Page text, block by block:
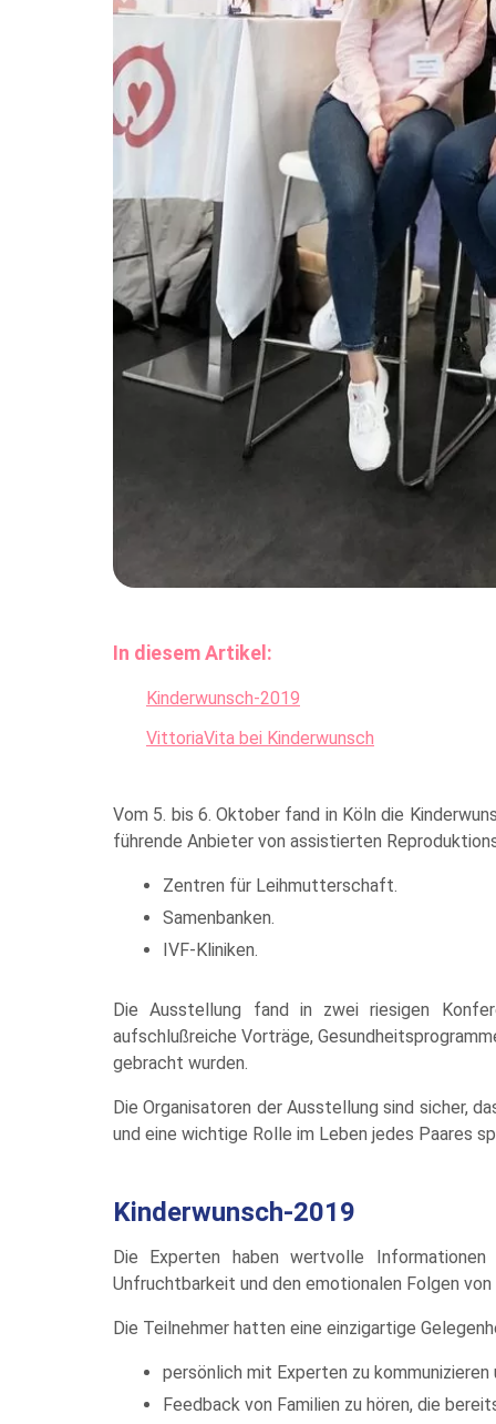
In diesem Artikel:
Kinderwunsch-2019
VittoriaVita bei Kinderwunsch
Vom 5. bis 6. Oktober fand in Köln die
führende Anbieter von assistierten
Zentren für Leihmutterschaft.
Samenbanken.
IVF-Kliniken.
Die Ausstellung fand in zwei riesigen
aufschlußreiche Vorträge,
gebracht wurden.
Die Organisatoren der Ausstellung sind sicher,
und eine wichtige Rolle im Leben jedes Paares
Kinderwunsch-2019
Die Experten haben wertvolle
Unfruchtbarkeit und den emotionalen Folgen
Die Teilnehmer hatten eine einzigartige
persönlich mit Experten zu kommunizieren
Feedback von Familien zu hören, die